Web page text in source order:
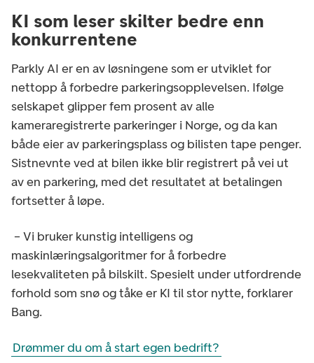
KI som leser skilter bedre enn
konkurrentene
Parkly AI er en av løsningene som er utviklet for
nettopp å forbedre parkeringsopplevelsen. Ifølge
selskapet glipper fem prosent av alle
kameraregistrerte parkeringer i Norge, og da kan
både eier av parkeringsplass og bilisten tape penger.
Sistnevnte ved at bilen ikke blir registrert på vei ut
av en parkering, med det resultatet at betalingen
fortsetter å løpe.
– Vi bruker kunstig intelligens og
maskinlæringsalgoritmer for å forbedre
lesekvaliteten på bilskilt. Spesielt under utfordrende
forhold som snø og tåke er KI til stor nytte, forklarer
Bang.
Drømmer du om å start egen bedrift?